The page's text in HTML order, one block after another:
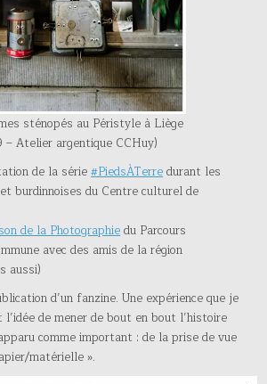
sténopés au Péristyle à Liège
– Atelier argentique CCHuy)
de la série#PiedsÀTerredurant les
burdinnoises du Centre culturel de
de la Photographiedu Parcours
avec des amis de la région
aussi)
d’un fanzine. Une expérience que je
de mener de bout en bout l’histoire
comme important : de la prise de vue
matérielle ».